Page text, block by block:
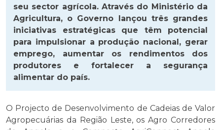
seu sector agrícola. Através do Ministério da
Agricultura, o Governo lançou três grandes
iniciativas estratégicas que têm potencial
para impulsionar a produção nacional, gerar
emprego, aumentar os rendimentos dos
produtores e fortalecer a segurança
alimentar do país.
O Projecto de Desenvolvimento de Cadeias de Valor
Agropecuárias da Região Leste, os Agro Corredores